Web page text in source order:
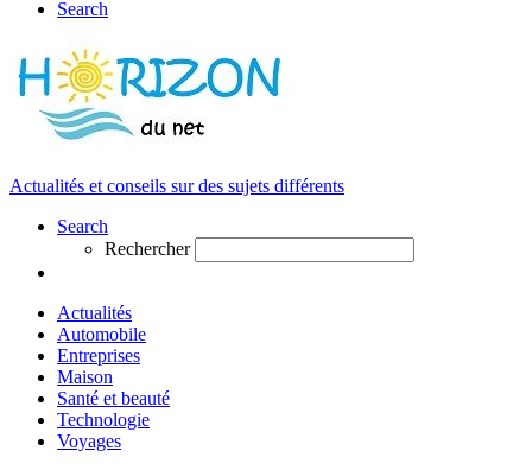
Search
Actualités et conseils sur des sujets différents
Search
Rechercher
Actualités
Automobile
Entreprises
Maison
Santé et beauté
Technologie
Voyages